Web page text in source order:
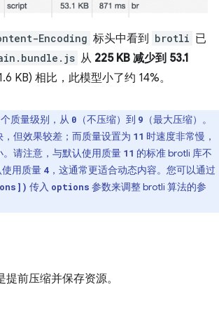
Encoding 标头中看到 brotli 已
从 225 KB 减少到 53.1
KB) 相比，此模型小了约 14%。
质量级别，从 0 （不压缩）到 9
（最大压缩）。
，但效果较差；而质量设置为 11 时速度非常慢，
请注意，与默认使用质量 11 的标准 brotli 库不
用质量 4 ，这通常更适合动态内容。您可以通过
传入 options 参数来调整 brotli 算法的参
前压缩并保存资源。